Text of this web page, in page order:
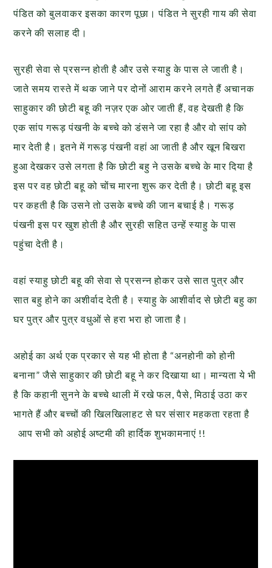
पंडित को बुलवाकर इसका कारण पूछा। पंडित ने सुरही गाय की सेवा
करने की सलाह दी।
सुरही सेवा से प्रसन्न होती है और उसे स्याहु के पास ले जाती है।
जाते समय रास्ते में थक जाने पर दोनों आराम करने लगते हैं अचानक
साहुकार की छोटी बहू की नज़र एक ओर जाती हैं, वह देखती है कि
एक सांप गरूड़ पंखनी के बच्चे को डंसने जा रहा है और वो सांप को
मार देती है। इतने में गरूड़ पंखनी वहां आ जाती है और खून बिखरा
हुआ देखकर उसे लगता है कि छोटी बहु ने उसके बच्चे के मार दिया है
इस पर वह छोटी बहू को चोंच मारना शुरू कर देती है। छोटी बहू इस
पर कहती है कि उसने तो उसके बच्चे की जान बचाई है। गरूड़
पंखनी इस पर खुश होती है और सुरही सहित उन्हें स्याहु के पास
पहुंचा देती है।
वहां स्याहु छोटी बहू की सेवा से प्रसन्न होकर उसे सात पुत्र और
सात बहु होने का अशीर्वाद देती है। स्याहु के आशीर्वाद से छोटी बहु का
घर पुत्र और पुत्र वधुओं से हरा भरा हो जाता है।
अहोई का अर्थ एक प्रकार से यह भी होता है “अनहोनी को होनी
बनाना” जैसे साहुकार की छोटी बहू ने कर दिखाया था। मान्यता ये भी
है कि कहानी सुनने के बच्चे थाली में रखे फल, पैसे, मिठाई उठा कर
भागते हैं और बच्चों की खिलखिलाहट से घर संसार महकता रहता है
आप सभी को अहोई अष्टमी की हार्दिक शुभकामनाएं !!